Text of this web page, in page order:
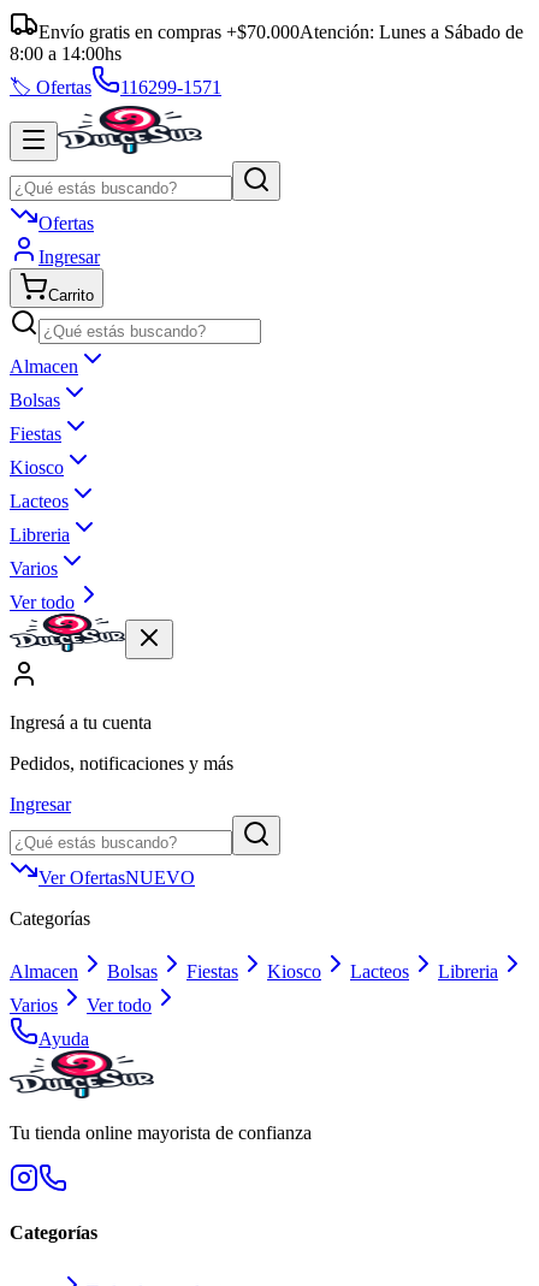
Envío gratis en compras +$70.000Atención: Lunes a Sábado de
8:00 a 14:00hs
🏷️ Ofertas
116299-1571
Ofertas
Ingresar
Carrito
Almacen
Bolsas
Fiestas
Kiosco
Lacteos
Libreria
Varios
Ver todo
Ingresá a tu cuenta
Pedidos, notificaciones y más
Ingresar
Ver OfertasNUEVO
Categorías
Almacen Bolsas Fiestas Kiosco Lacteos
Libreria
Varios
Ver todo
Ayuda
Tu tienda online mayorista de confianza
Categorías